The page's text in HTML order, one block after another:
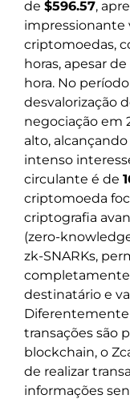
de $596.57,
impressionante
criptomoedas,
horas, apesar
hora. No
desvalorização
negociação em
alto, alcançando
intenso
circulante é de
criptomoeda
criptografia
(zero-
zk-SNARKs,
destinatário e
Diferentemente
transações são
blockchain, o
de realizar
informações